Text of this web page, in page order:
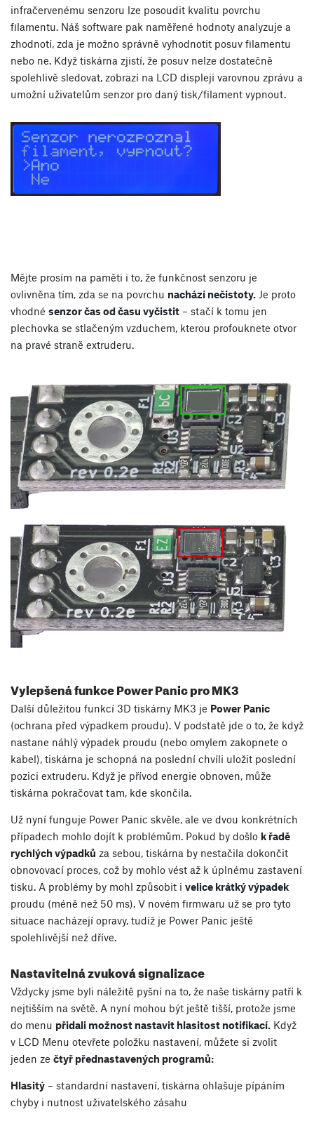
infračervenému senzoru lze posoudit kvalitu povrchu
filamentu. Náš software pak naměřené hodnoty analyzuje a
zhodnotí, zda je možno správně vyhodnotit posuv filamentu
nebo ne. Když tiskárna zjistí, že posuv nelze dostatečně
spolehlivě sledovat, zobrazí na LCD displeji varovnou zprávu a
umožní uživatelům senzor pro daný tisk/filament vypnout.
Mějte prosím na paměti i to, že funkčnost senzoru je
ovlivněna tím, zda se na povrchu nachází nečistoty. Je proto
vhodné senzor čas od času vyčistit – stačí k tomu jen
plechovka se stlačeným vzduchem, kterou profouknete otvor
na pravé straně extruderu.
Vylepšená funkce Power Panic pro MK3
Další důležitou funkcí 3D tiskárny MK3 je Power Panic
(ochrana před výpadkem proudu). V podstatě jde o to, že když
nastane náhlý výpadek proudu (nebo omylem zakopnete o
kabel), tiskárna je schopná na poslední chvíli uložit poslední
pozici extruderu. Když je přívod energie obnoven, může
tiskárna pokračovat tam, kde skončila.
Už nyní funguje Power Panic skvěle, ale ve dvou konkrétních
případech mohlo dojít k problémům. Pokud by došlo k řadě
rychlých výpadků za sebou, tiskárna by nestačila dokončit
obnovovací proces, což by mohlo vést až k úplnému zastavení
tisku. A problémy by mohl způsobit i velice krátký výpadek
proudu (méně než 50 ms). V novém firmwaru už se pro tyto
situace nacházejí opravy, tudíž je Power Panic ještě
spolehlivější než dříve.
Nastavitelná zvuková signalizace
Vždycky jsme byli náležitě pyšní na to, že naše tiskárny patří k
nejtišším na světě. A nyní mohou být ještě tišší, protože jsme
do menu přidali možnost nastavit hlasitost notifikací. Když
v LCD Menu otevřete položku nastavení, můžete si zvolit
jeden ze čtyř přednastavených programů:
Hlasitý – standardní nastavení, tiskárna ohlašuje pípáním
chyby i nutnost uživatelského zásahu